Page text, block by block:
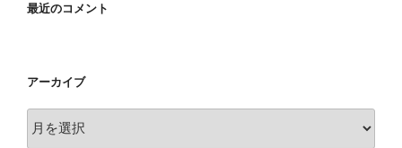
最近のコメント
アーカイブ
ー